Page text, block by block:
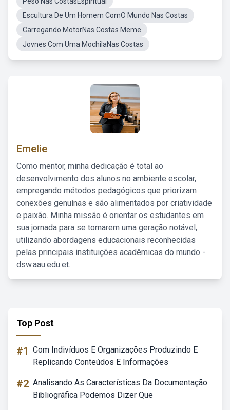
Escultura De Um Homem ComO Mundo Nas Costas
Carregando MotorNas Costas Meme
Jovnes Com Uma MochilaNas Costas
Emelie
Como mentor, minha dedicação é total ao
desenvolvimento dos alunos no ambiente escolar,
empregando métodos pedagógicos que priorizam
conexões genuínas e são alimentados por criatividade
e paixão. Minha missão é orientar os estudantes em
sua jornada para se tornarem uma geração notável,
utilizando abordagens educacionais reconhecidas
pelas principais instituições acadêmicas do mundo -
dsw.aau.edu.et.
Top Post
#1 Com Indivíduos E Organizações Produzindo E
Replicando Conteúdos E Informações
#2 Analisando As Características Da Documentação
Bibliográfica Podemos Dizer Que